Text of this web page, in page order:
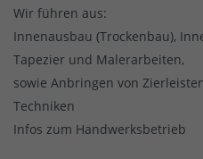
Wir führen aus:
Innenausbau (Trockenbau),
Tapezier und Malerarbeiten,
sowie Anbringen von
Techniken
Infos zum Handwerksbetrieb